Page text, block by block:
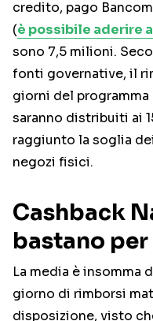
credito, pago
(è possibile aderire
sono 7,5 milioni.
fonti governative, il
giorni del programma
saranno distribuiti ai
raggiunto la soglia
negozi fisici.
Cashback
bastano
La media è insomma
giorno di rimborsi
disposizione, visto